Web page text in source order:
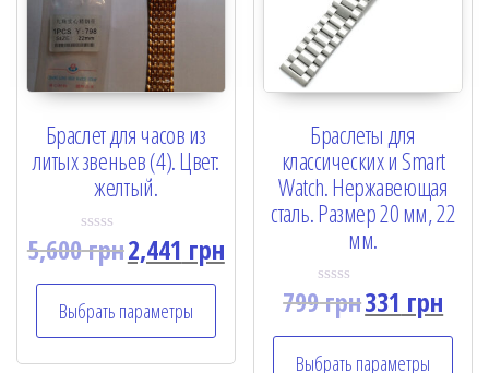
Браслет для часов из
литых звеньев (4). Цвет:
желтый.
R
a
d
0
o
u
5,600грн2,441 грн
Выбрать параметры
Браслеты для
классических и Smart
Watch. Нержавеющая
сталь. Размер 20 мм, 22
мм.
R
d
799грн331 грн
Выбрать параметры